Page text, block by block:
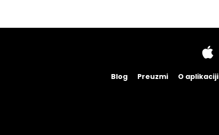
Blog Preuzmi O aplikaciji